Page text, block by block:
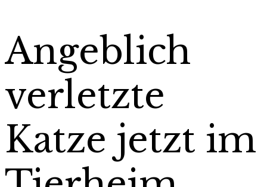
Angeblich
verletzte
Katze jetzt im